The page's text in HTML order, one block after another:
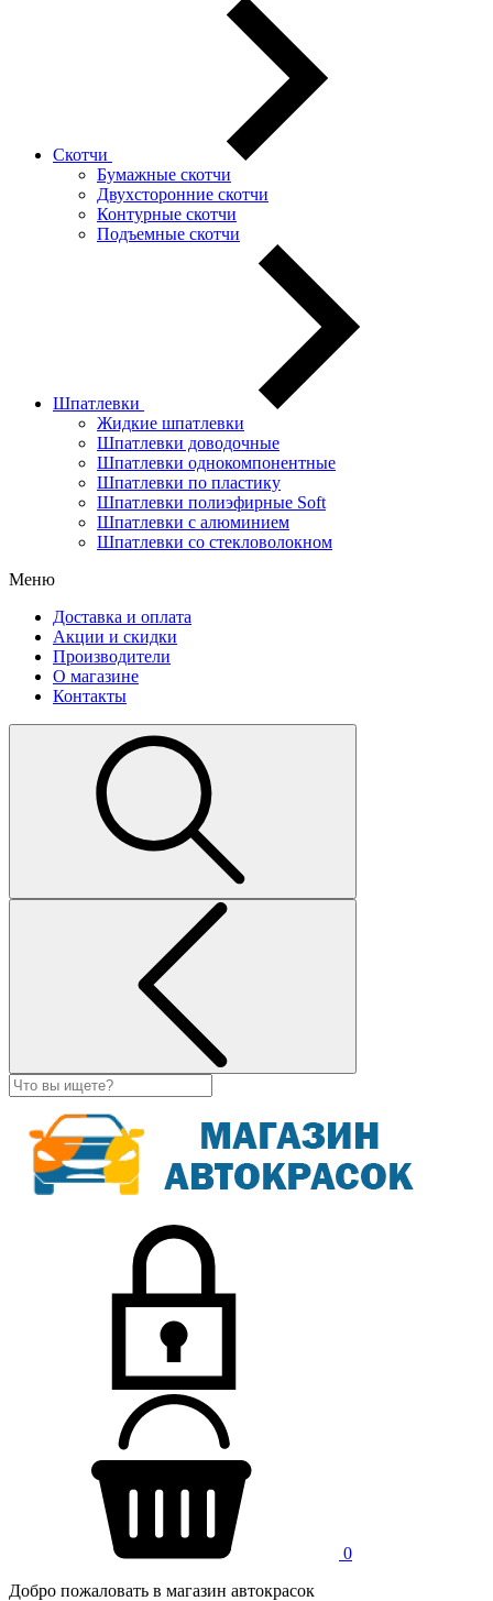
Скотчи
Бумажные скотчи
Двухсторонние скотчи
Контурные скотчи
Подъемные скотчи
Шпатлевки
Жидкие шпатлевки
Шпатлевки доводочные
Шпатлевки однокомпонентные
Шпатлевки по пластику
Шпатлевки полиэфирные Soft
Шпатлевки с алюминием
Шпатлевки со стекловолокном
Меню
Доставка и оплата
Акции и скидки
Производители
О магазине
Контакты
0
Добро пожаловать в магазин автокрасок